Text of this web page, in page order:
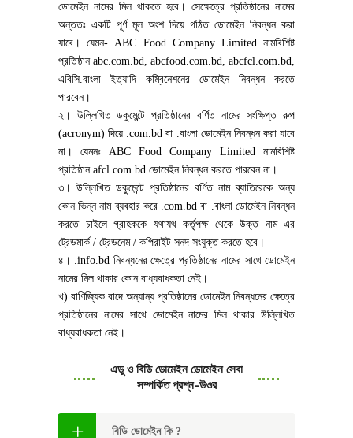
ডোমেইন নামের মিল থাকতে হবে। সেক্ষেত্রে প্রতিষ্ঠানের নামের
অন্ততঃ একটি পূর্ণ মূল অংশ দিয়ে গঠিত ডোমেইন নিবন্ধন করা
যাবে। যেমন- ABC Food Company Limited নামবিশিষ্ট
প্রতিষ্ঠান abc.com.bd, abcfood.com.bd, abcfcl.com.bd,
এবিসি.বাংলা ইত্যাদি কম্বিনেশনের ডোমেইন নিবন্ধন করতে
পারবেন।
২। উল্লিখিত ডকুমেন্টে প্রতিষ্ঠানের বর্ণিত নামের সংক্ষিপ্ত রুপ
(acronym) দিয়ে .com.bd বা .বাংলা ডোমেইন নিবন্ধন করা যাবে
না। যেমনঃ ABC Food Company Limited নামবিশিষ্ট
প্রতিষ্ঠান afcl.com.bd ডোমেইন নিবন্ধন করতে পারবেন না।
৩। উল্লিখিত ডকুমেন্টে প্রতিষ্ঠানের বর্ণিত নাম ব্যাতিরেকে অন্য
কোন ভিন্ন নাম ব্যবহার করে .com.bd বা .বাংলা ডোমেইন নিবন্ধন
করতে চাইলে গ্রাহককে যথাযথ কর্তৃপক্ষ থেকে উক্ত নাম এর
ট্রেডমার্ক / ট্রেডনেম / কপিরাইট সনদ সংযুক্ত করতে হবে।
৪। .info.bd নিবন্ধনের ক্ষেত্রে প্রতিষ্ঠানের নামের সাথে ডোমেইন
নামের মিল থাকার কোন বাধ্যবাধকতা নেই।
খ) বাণিজ্যিক বাদে অন্যান্য প্রতিষ্ঠানের ডোমেইন নিবন্ধনের ক্ষেত্রে
প্রতিষ্ঠানের নামের সাথে ডোমেইন নামের মিল থাকার উল্লিখিত
বাধ্যবাধকতা নেই।
এডু ও বিডি ডোমেইন ডোমেইন সেবা
সম্পর্কিত প্রশ্ন-উওর
বিডি ডোমেইন কি ?